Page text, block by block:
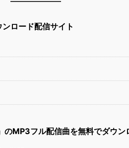
ロード配信サイト
MP3フル配信曲を無料でダウン